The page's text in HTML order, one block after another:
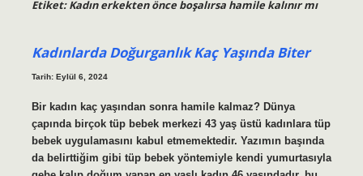
Etiket:Kadın erkekten önce boşalırsa hamile kalınır mı
Kadınlarda Doğurganlık Kaç Yaşında Biter
Tarih: Eylül 6, 2024
Bir kadın kaç yaşından sonra hamile kalmaz? Dünya
çapında birçok tüp bebek merkezi 43 yaş üstü kadınlara tüp
bebek uygulamasını kabul etmemektedir. Yazımın başında
da belirttiğim gibi tüp bebek yöntemiyle kendi yumurtasıyla